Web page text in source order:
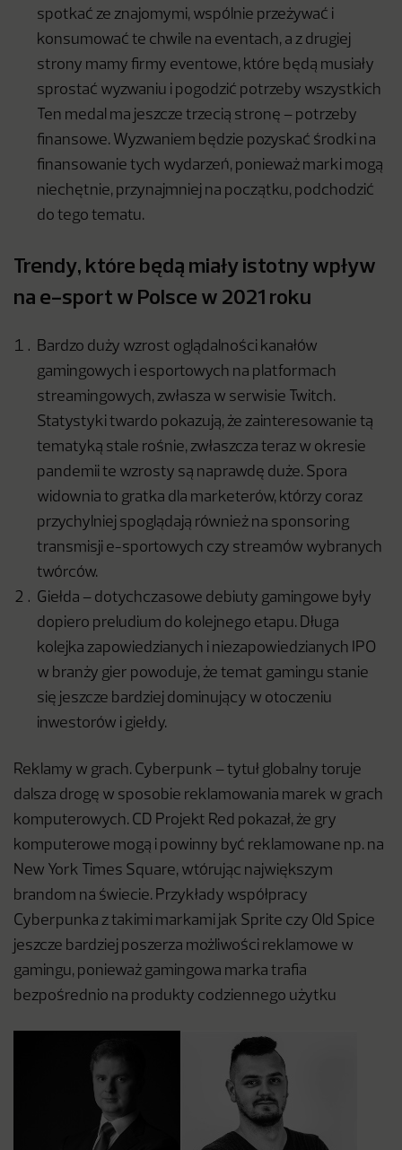
spotkać ze znajomymi, wspólnie przeżywać i
konsumować te chwile na eventach, a z drugiej
strony mamy firmy eventowe, które będą musiały
sprostać wyzwaniu i pogodzić potrzeby wszystkich
Ten medal ma jeszcze trzecią stronę – potrzeby
finansowe. Wyzwaniem będzie pozyskać środki na
finansowanie tych wydarzeń, ponieważ marki mogą
niechętnie, przynajmniej na początku, podchodzić
do tego tematu.
Trendy, które będą miały istotny wpływ
na e-sport w Polsce w 2021 roku
Bardzo duży wzrost oglądalności kanałów
gamingowych i esportowych na platformach
streamingowych, zwłasza w serwisie Twitch.
Statystyki twardo pokazują, że zainteresowanie tą
tematyką stale rośnie, zwłaszcza teraz w okresie
pandemii te wzrosty są naprawdę duże. Spora
widownia to gratka dla marketerów, którzy coraz
przychylniej spoglądają również na sponsoring
transmisji e-sportowych czy streamów wybranych
twórców.
Giełda – dotychczasowe debiuty gamingowe były
dopiero preludium do kolejnego etapu. Długa
kolejka zapowiedzianych i niezapowiedzianych IPO
w branży gier powoduje, że temat gamingu stanie
się jeszcze bardziej dominujący w otoczeniu
inwestorów i giełdy.
Reklamy w grach. Cyberpunk – tytuł globalny toruje
dalsza drogę w sposobie reklamowania marek w grach
komputerowych. CD Projekt Red pokazał, że gry
komputerowe mogą i powinny być reklamowane np. na
New York Times Square, wtórując największym
brandom na świecie. Przykłady współpracy
Cyberpunka z takimi markami jak Sprite czy Old Spice
jeszcze bardziej poszerza możliwości reklamowe w
gamingu, ponieważ gamingowa marka trafia
bezpośrednio na produkty codziennego użytku